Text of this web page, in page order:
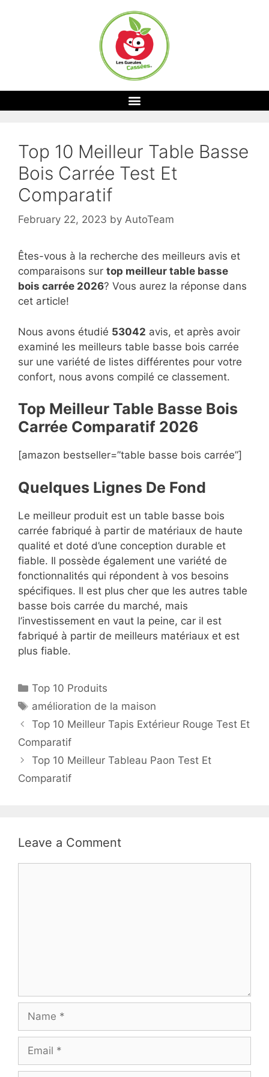
Top 10 Meilleur Table Basse
Bois Carrée Test Et
Comparatif
February 22, 2023 by AutoTeam
Êtes-vous à la recherche des meilleurs avis et
comparaisons sur top meilleur table basse
bois carrée 2026? Vous aurez la réponse dans
cet article!
Nous avons étudié 53042 avis, et après avoir
examiné les meilleurs table basse bois carrée
sur une variété de listes différentes pour votre
confort, nous avons compilé ce classement.
Top Meilleur Table Basse Bois
Carrée Comparatif 2026
[amazon bestseller=”table basse bois carrée”]
Quelques Lignes De Fond
Le meilleur produit est un table basse bois
carrée fabriqué à partir de matériaux de haute
qualité et doté d’une conception durable et
fiable. Il possède également une variété de
fonctionnalités qui répondent à vos besoins
spécifiques. Il est plus cher que les autres table
basse bois carrée du marché, mais
l’investissement en vaut la peine, car il est
fabriqué à partir de meilleurs matériaux et est
plus fiable.
Top 10 Produits
amélioration de la maison
Top 10 Meilleur Tapis Extérieur Rouge Test Et
Comparatif
Top 10 Meilleur Tableau Paon Test Et
Comparatif
Leave a Comment